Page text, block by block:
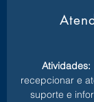
Atividades:
recepcionar e
suporte e